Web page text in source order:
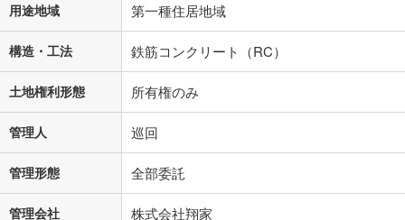
用途地域 第一種住居地域
構造・工法 鉄筋コンクリート（RC）
土地権利形態 所有権のみ
管理人 巡回
管理形態 全部委託
管理会社 株式会社翔家